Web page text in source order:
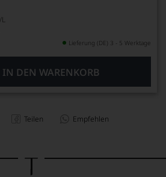
/L
Lieferung (DE) 3 - 5 Werktage
IN DEN WARENKORB
Teilen Empfehlen